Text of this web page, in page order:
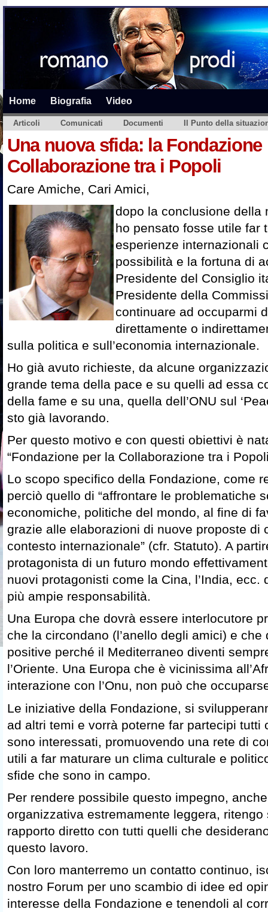
Home Biografia Video
Articoli Comunicati Documenti Il Punto della
Una nuova sfida: la Fondazione
Collaborazione tra i Popoli
Care Amiche, Cari Amici,
dopo la conclusione della
ho pensato fosse utile far
esperienze internazionali
possibilità e la fortuna di
Presidente del Consiglio
Presidente della
continuare ad occuparmi
direttamente o
sulla politica e sull’economia internazionale.
Ho già avuto richieste, da alcune
grande tema della pace e su quelli ad essa
della fame e su una, quella dell’ONU sul
sto già lavorando.
Per questo motivo e con questi obiettivi è
“Fondazione per la Collaborazione tra i
Lo scopo specifico della Fondazione, come
perciò quello di “affrontare le problematiche
economiche, politiche del mondo, al fine di
grazie alle elaborazioni di nuove proposte di
contesto internazionale” (cfr. Statuto). A
protagonista di un futuro mondo
nuovi protagonisti come la Cina, l’India, ecc.
più ampie responsabilità.
Una Europa che dovrà essere interlocutore
che la circondano (l’anello degli amici) e
positive perché il Mediterraneo diventi
l’Oriente. Una Europa che è vicinissima
interazione con l’Onu, non può che
Le iniziative della Fondazione, si
ad altri temi e vorrà poterne far partecipi tutti
sono interessati, promuovendo una rete di
utili a far maturare un clima culturale e
sfide che sono in campo.
Per rendere possibile questo impegno,
organizzativa estremamente leggera,
rapporto diretto con tutti quelli che
questo lavoro.
Con loro manterremo un contatto continuo,
nostro Forum per uno scambio di idee ed
interesse della Fondazione e tenendoli al